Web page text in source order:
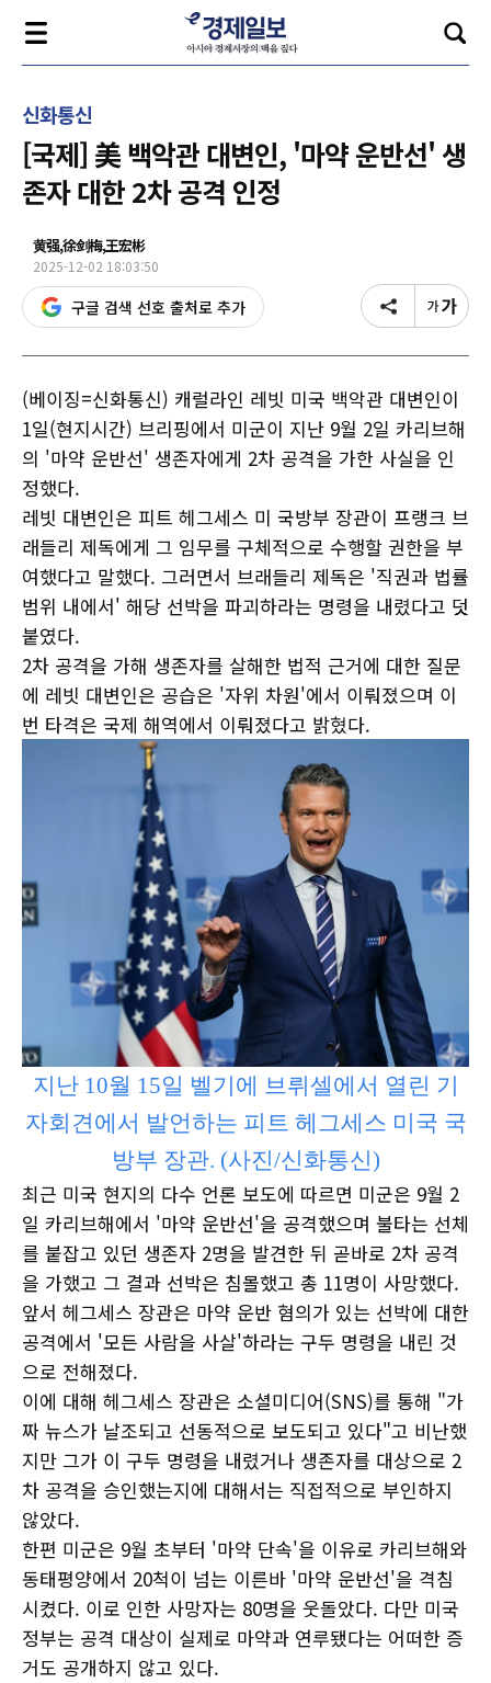
신화통신
[국제] 美 백악관 대변인, '마약 운반선' 생
존자 대한 2차 공격 인정
黄强,徐剑梅,王宏彬
2025-12-02 18:03:50
구글 검색 선호 출처로 추가
(베이징=신화통신) 캐럴라인 레빗 미국 백악관 대변인이
1일(현지시간) 브리핑에서 미군이 지난 9월 2일 카리브해
의 '마약 운반선' 생존자에게 2차 공격을 가한 사실을 인
정했다.
레빗 대변인은 피트 헤그세스 미 국방부 장관이 프랭크 브
래들리 제독에게 그 임무를 구체적으로 수행할 권한을 부
여했다고 말했다. 그러면서 브래들리 제독은 '직권과 법률
범위 내에서' 해당 선박을 파괴하라는 명령을 내렸다고 덧
붙였다.
2차 공격을 가해 생존자를 살해한 법적 근거에 대한 질문
에 레빗 대변인은 공습은 '자위 차원'에서 이뤄졌으며 이
번 타격은 국제 해역에서 이뤄졌다고 밝혔다.
지난 10월 15일 벨기에 브뤼셀에서 열린 기
자회견에서 발언하는 피트 헤그세스 미국 국
방부 장관. (사진/신화통신)
최근 미국 현지의 다수 언론 보도에 따르면 미군은 9월 2
일 카리브해에서 '마약 운반선'을 공격했으며 불타는 선체
를 붙잡고 있던 생존자 2명을 발견한 뒤 곧바로 2차 공격
을 가했고 그 결과 선박은 침몰했고 총 11명이 사망했다.
앞서 헤그세스 장관은 마약 운반 혐의가 있는 선박에 대한
공격에서 '모든 사람을 사살'하라는 구두 명령을 내린 것
으로 전해졌다.
이에 대해 헤그세스 장관은 소셜미디어(SNS)를 통해 "가
짜 뉴스가 날조되고 선동적으로 보도되고 있다"고 비난했
지만 그가 이 구두 명령을 내렸거나 생존자를 대상으로 2
차 공격을 승인했는지에 대해서는 직접적으로 부인하지
않았다.
한편 미군은 9월 초부터 '마약 단속'을 이유로 카리브해와
동태평양에서 20척이 넘는 이른바 '마약 운반선'을 격침
시켰다. 이로 인한 사망자는 80명을 웃돌았다. 다만 미국
정부는 공격 대상이 실제로 마약과 연루됐다는 어떠한 증
거도 공개하지 않고 있다.